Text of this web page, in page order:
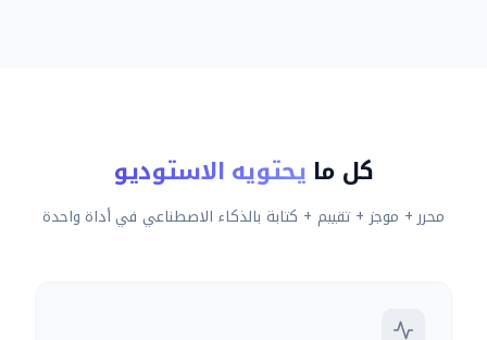
كل ما يحتويه الاستوديو
محرر + موجز + تقييم + كتابة بالذكاء الاصطناعي في أداة واحدة